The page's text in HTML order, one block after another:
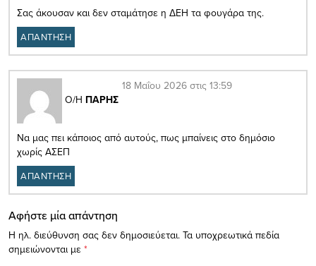
Σας άκουσαν και δεν σταμάτησε η ΔΕΗ τα φουγάρα της.
ΑΠΑΝΤΗΣΗ
Ο/Η ΠΑΡΗΣ
18 Μαΐου 2026 στις 13:59
Να μας πει κάποιος από αυτούς, πως μπαίνεις στο δημόσιο
χωρίς ΑΣΕΠ
ΑΠΑΝΤΗΣΗ
Αφήστε μία απάντηση
Η ηλ. διεύθυνση σας δεν δημοσιεύεται. Τα υποχρεωτικά πεδία
σημειώνονται με *